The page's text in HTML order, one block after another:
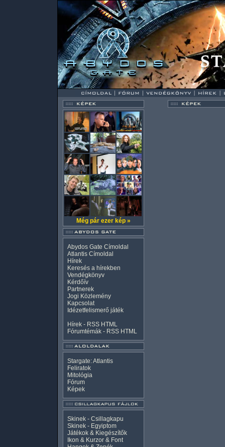
Még pár ezer kép »
Abydos Gate Címoldal
Atlantis Címoldal
Hírek
Keresés a hírekben
Vendégkönyv
Kérdőív
Partnerek
Jogi Közlemény
Kapcsolat
Idézetfelismerő játék
Hírek - RSS HTML
Fórumtémák - RSS HTML
Stargate: Atlantis
Feliratok
Mitológia
Fórum
Képek
Skinek - Csillagkapu
Skinek - Egyiptom
Játékok & Kiegészítők
Ikon & Kurzor & Font